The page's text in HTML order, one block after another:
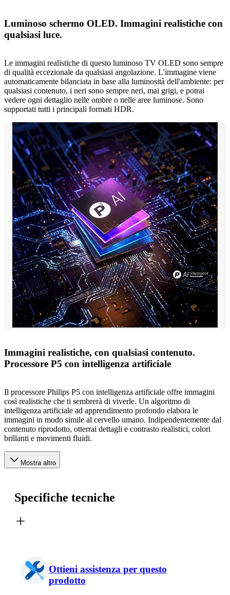
Luminoso schermo OLED. Immagini realistiche con
qualsiasi luce.
Le immagini realistiche di questo luminoso TV OLED sono sempre
di qualità eccezionale da qualsiasi angolazione. L'immagine viene
automaticamente bilanciata in base alla luminosità dell'ambiente: per
qualsiasi contenuto, i neri sono sempre neri, mai grigi, e potrai
vedere ogni dettaglio nelle ombre o nelle aree luminose. Sono
supportati tutti i principali formati HDR.
Immagini realistiche, con qualsiasi contenuto.
Processore P5 con intelligenza artificiale
Il processore Philips P5 con intelligenza artificiale offre immagini
così realistiche che ti sembrerà di viverle. Un algoritmo di
intelligenza artificiale ad apprendimento profondo elabora le
immagini in modo simile al cervello umano. Indipendentemente dal
contenuto riprodotto, otterrai dettagli e contrasto realistici, colori
brillanti e movimenti fluidi.
Mostra altro
Specifiche tecniche
Ottieni assistenza per questo
prodotto